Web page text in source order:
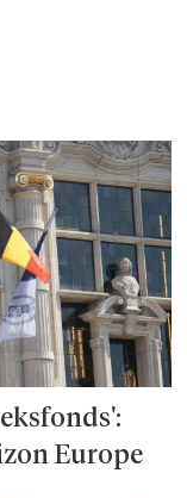
Europe